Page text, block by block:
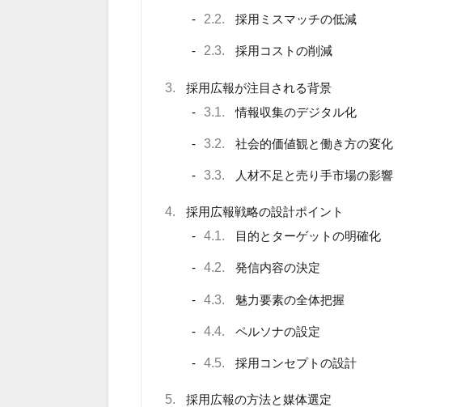
2.2. 採用ミスマッチの低減
2.3. 採用コストの削減
3. 採用広報が注目される背景
3.1. 情報収集のデジタル化
3.2. 社会的価値観と働き方の変化
3.3. 人材不足と売り手市場の影響
4. 採用広報戦略の設計ポイント
4.1. 目的とターゲットの明確化
4.2. 発信内容の決定
4.3. 魅力要素の全体把握
4.4. ペルソナの設定
4.5. 採用コンセプトの設計
5. 採用広報の方法と媒体選定